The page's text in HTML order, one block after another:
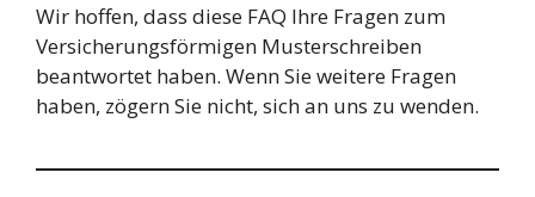
Wir hoffen, dass diese FAQ Ihre Fragen zum
Versicherungsförmigen Musterschreiben
beantwortet haben. Wenn Sie weitere Fragen
haben, zögern Sie nicht, sich an uns zu wenden.